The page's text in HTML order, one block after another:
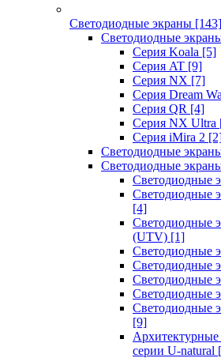
Светодиодные экраны [143]
Светодиодные
Cерия Koala [5]
Серия AT [9]
Серия NX [7]
Серия Dream
Серия QR [4]
Серия NX Ultra
Серия iMira 2
Светодиодные
Светодиодные
Светодиодные
Светодиодные
[4]
Светодиодные
(UTV) [1]
Светодиодные
Светодиодные
Светодиодные
Светодиодные
Светодиодные
[9]
серии U-natural